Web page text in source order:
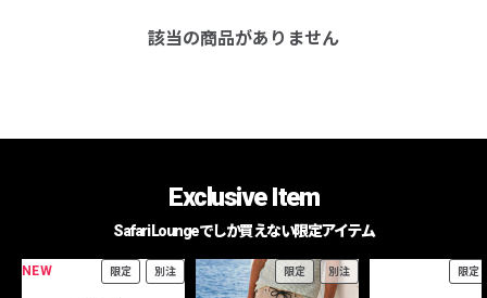
該当の商品がありません
Exclusive Item
Safari Loungeでしか買えない限定アイテム
NEW 限定 別注 限定 別注 限定